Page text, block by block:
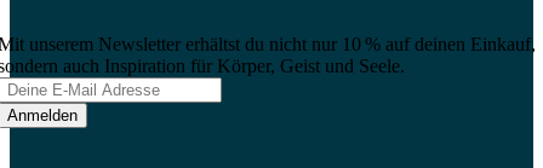
unserem Newsletter erhältst du nicht nur 10 % auf deinen Einkauf,
auch Inspiration für Körper, Geist und Seele.